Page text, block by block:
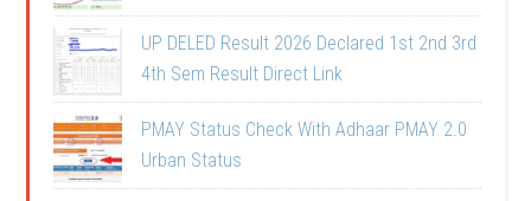
UP DELED Result 2026 Declared 1st 2nd 3rd
4th Sem Result Direct Link
PMAY Status Check With Adhaar PMAY 2.0
Urban Status